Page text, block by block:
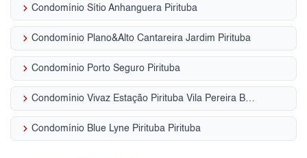
keyboard_arrow_right Condomínio Sítio Anhanguera Pirituba
keyboard_arrow_right Condomínio Plano&Alto Cantareira Jardim Pirituba
keyboard_arrow_right Condomínio Porto Seguro Pirituba
keyboard_arrow_right Condomínio Vivaz Estação Pirituba Vila Pereira Barreto
keyboard_arrow_right Condomínio Blue Lyne Pirituba Pirituba